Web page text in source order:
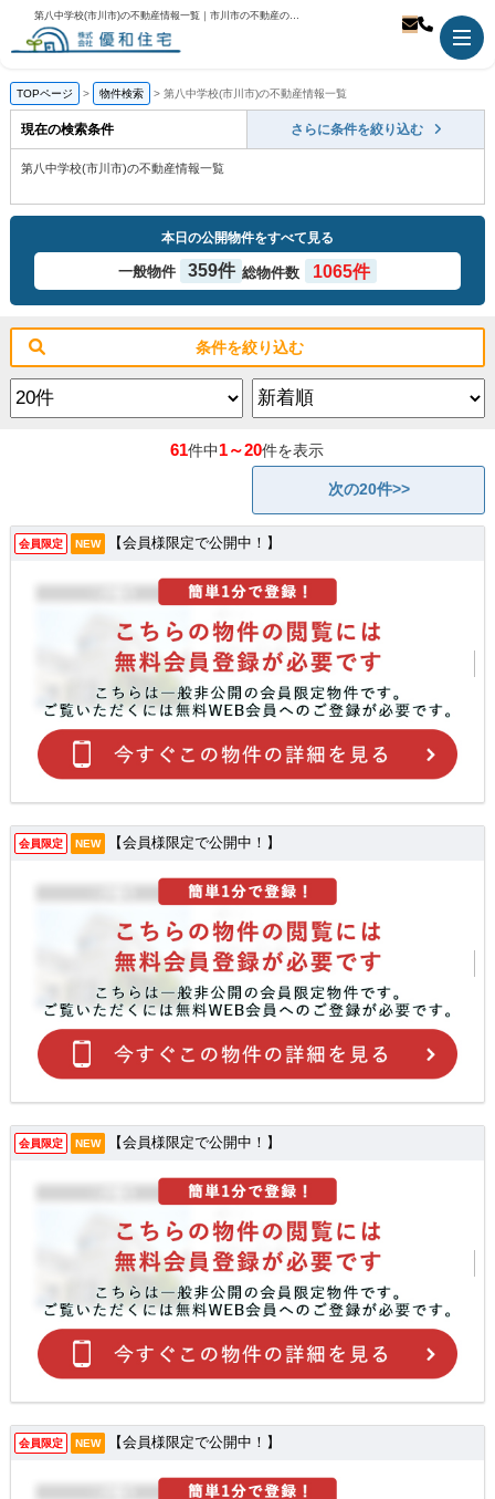
第八中学校(市川市)の不動産情報一覧｜市川市の不動産のことなら優和住宅
TOPページ 物件検索 第八中学校(市川市)の不動産情報一覧
現在の検索条件 さらに条件を絞り込む
第八中学校(市川市)の不動産情報一覧
本日の公開物件をすべて見る
一般物件 359件 総物件数 1065件
条件を絞り込む
61件中1～20件を表示
次の20件>>
会員限定 NEW 【会員様限定で公開中！】
会員限定 NEW 【会員様限定で公開中！】
会員限定 NEW 【会員様限定で公開中！】
会員限定 NEW 【会員様限定で公開中！】